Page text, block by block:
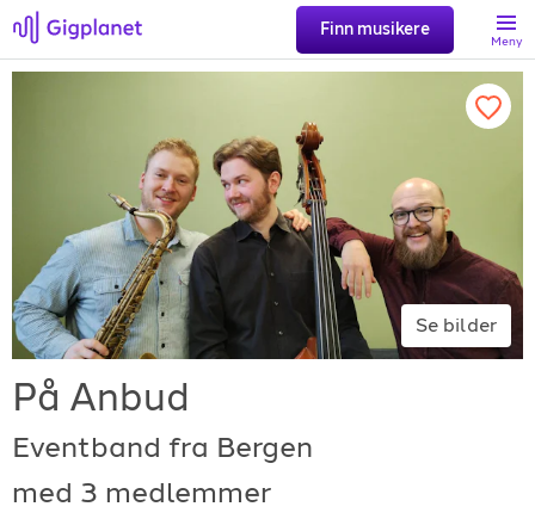
Finn musikere
Meny
Favoritter
Logg inn
Registrer artist
Gigplanet
Se bilder
På Anbud
Eventband fra Bergen
med 3 medlemmer